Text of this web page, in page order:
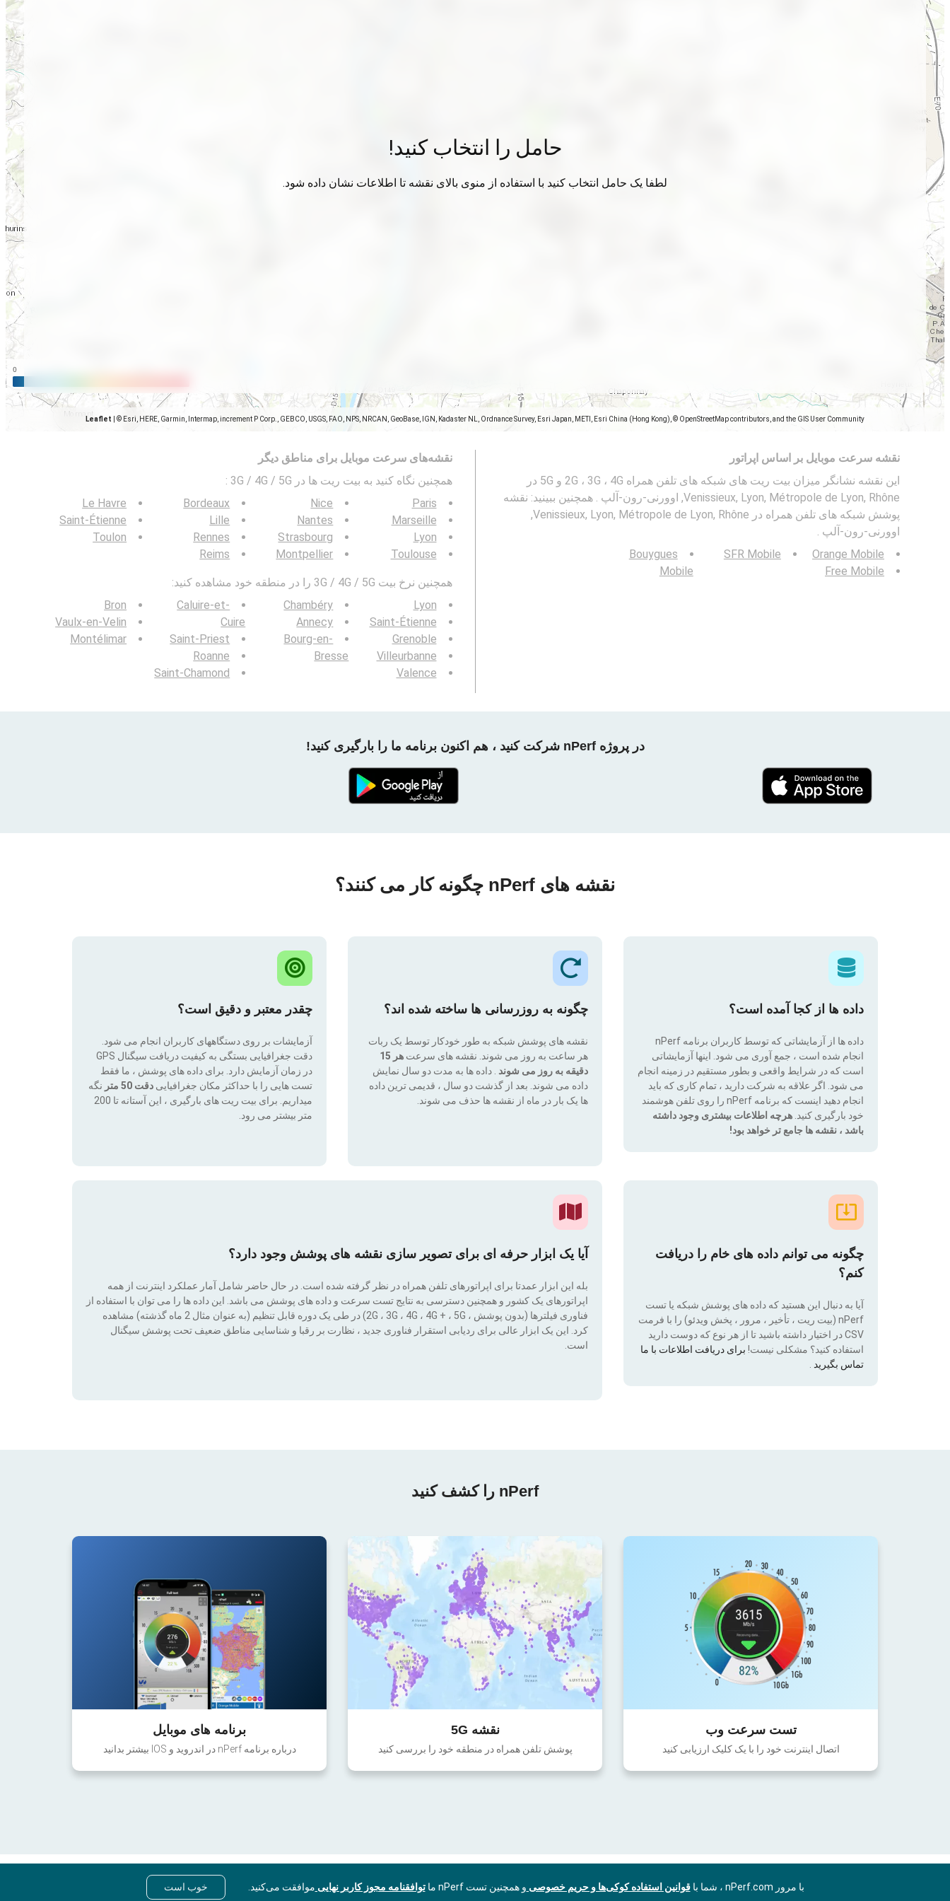
Leaflet © Esri, HERE, Garmin, Intermap, increment P Corp., GEBCO, USGS, FAO, NPS, NRCAN, GeoBase, IGN, Kadaster NL, Ordnance Survey, Esri Japan, METI, Esri China (Hong Kong), © OpenStreetMap contributors, and the GIS User Community
حامل را انتخاب کنید!
لطفا یک حامل انتخاب کنید با استفاده از منوی بالای نقشه تا اطلاعات نشان داده شود.
نقشه سرعت موبایل بر اساس اپراتور
این نقشه نشانگر میزان بیت ریت های شبکه های تلفن همراه 2G ، 3G ، 4G و 5G در
Venissieux, Lyon, Métropole de Lyon, Rhône, اوورنی-رون-آلپ . همچنین ببینید: نقشه
پوشش شبکه های تلفن همراه در Venissieux, Lyon, Métropole de Lyon, Rhône,
اوورنی-رون-آلپ .
Orange Mobile
Free Mobile
SFR Mobile
Bouygues
Mobile
نقشه‌های سرعت موبایل برای مناطق دیگر
همچنین نگاه کنید به بیت ریت ها در 3G / 4G / 5G
:
Paris
Marseille
Lyon
Toulouse
Nice
Nantes
Strasbourg
Montpellier
Bordeaux
Lille
Rennes
Reims
Le Havre
Saint-Étienne
Toulon
همچنین نرخ بیت 3G / 4G / 5G را در منطقه خود مشاهده کنید:
Lyon
Saint-Étienne
Grenoble
Villeurbanne
Valence
Chambéry
Annecy
Bourg-en-
Bresse
Caluire-et-
Cuire
Saint-Priest
Roanne
Saint-Chamond
Bron
Vaulx-en-Velin
Montélimar
در پروژه nPerf شرکت کنید ، هم اکنون برنامه ما را بارگیری کنید!
نقشه های nPerf چگونه کار می کنند؟
داده ها از کجا آمده است؟
داده ها از آزمایشاتی که توسط کاربران برنامه nPerf
انجام شده است ، جمع آوری می شود. اینها آزمایشاتی
است که در شرایط واقعی و بطور مستقیم در زمینه انجام
می شود. اگر علاقه به شرکت دارید ، تمام کاری که باید
انجام دهید اینست که برنامه nPerf را روی تلفن هوشمند
خود بارگیری کنید. هرچه اطلاعات بیشتری وجود داشته
باشد ، نقشه ها جامع تر خواهد بود!
چگونه به روزرسانی ها ساخته شده اند؟
نقشه های پوشش شبکه به طور خودکار توسط یک ربات
هر ساعت به روز می شوند. نقشه های سرعت
هر 15
دقیقه به روز می شوند
. داده ها به مدت دو سال نمایش
داده می شوند. بعد از گذشت دو سال ، قدیمی ترین داده
ها یک بار در ماه از نقشه ها حذف می شوند.
چقدر معتبر و دقیق است؟
آزمایشات بر روی دستگاههای کاربران انجام می شود.
دقت جغرافیایی بستگی به کیفیت دریافت سیگنال GPS
در زمان آزمایش دارد. برای داده های پوشش ، ما فقط
تست هایی را با حداکثر مکان جغرافیایی دقت 50 متر
نگه
میداریم. برای بیت ریت های بارگیری ، این آستانه تا 200
متر بیشتر می رود.
چگونه می توانم داده های خام را دریافت
کنم؟
آیا به دنبال این هستید که داده های پوشش شبکه یا تست
nPerf (بیت ریت ، تأخیر ، مرور ، پخش ویدئو) را با فرمت
CSV در اختیار داشته باشید تا از هر نوع که دوست دارید
استفاده کنید؟ مشکلی نیست! برای دریافت اطلاعات با ما
تماس بگیرید
آیا یک ابزار حرفه ای برای تصویر سازی نقشه های پوشش وجود دارد؟
بله این ابزار عمدتا برای اپراتورهای تلفن همراه در نظر گرفته شده است. در حال حاضر شامل آمار عملکرد اینترنت از همه
اپراتورهای یک کشور و همچنین دسترسی به نتایج تست سرعت و داده های پوشش می باشد. این داده ها را می توان با استفاده از
فناوری فیلترها (بدون پوشش ، 2G ، 3G ، 4G ، 4G + ، 5G) در طی یک دوره قابل تنظیم (به عنوان مثال 2 ماه گذشته) مشاهده
کرد. این یک ابزار عالی برای ردیابی استقرار فناوری جدید ، نظارت بر رقبا و شناسایی مناطق ضعیف تحت پوشش سیگنال
است.
nPerf را کشف کنید
تست سرعت وب
اتصال اینترنت خود را با یک کلیک ارزیابی کنید
نقشه 5G
پوشش تلفن همراه در منطقه خود را بررسی کنید
برنامه های موبایل
درباره برنامه nPerf در اندروید و IOS بیشتر بدانید
با مرور nPerf.com ، شما با قوانین استفاده کوکی‌ها و حریم خصوصی و همچنین تست nPerf ما توافقنامه مجوز کاربر نهایی موافقت می‌کنید. خوب است